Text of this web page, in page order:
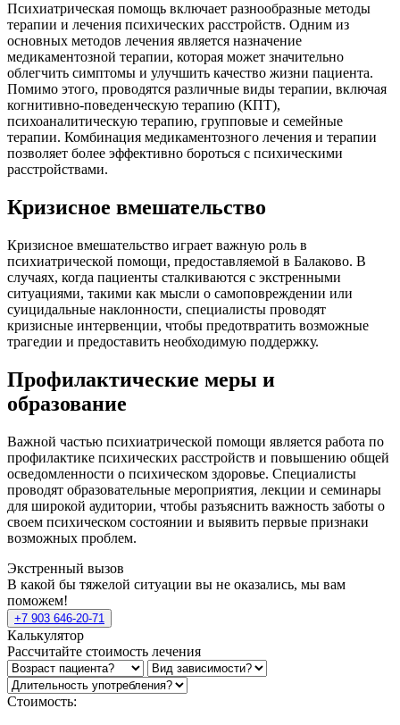
Психиатрическая помощь включает разнообразные методы
терапии и лечения психических расстройств. Одним из
основных методов лечения является назначение
медикаментозной терапии, которая может значительно
облегчить симптомы и улучшить качество жизни пациента.
Помимо этого, проводятся различные виды терапии, включая
когнитивно-поведенческую терапию (КПТ),
психоаналитическую терапию, групповые и семейные
терапии. Комбинация медикаментозного лечения и терапии
позволяет более эффективно бороться с психическими
расстройствами.
Кризисное вмешательство
Кризисное вмешательство играет важную роль в
психиатрической помощи, предоставляемой в Балаково. В
случаях, когда пациенты сталкиваются с экстренными
ситуациями, такими как мысли о самоповреждении или
суицидальные наклонности, специалисты проводят
кризисные интервенции, чтобы предотвратить возможные
трагедии и предоставить необходимую поддержку.
Профилактические меры и
образование
Важной частью психиатрической помощи является работа по
профилактике психических расстройств и повышению общей
осведомленности о психическом здоровье. Специалисты
проводят образовательные мероприятия, лекции и семинары
для широкой аудитории, чтобы разъяснить важность заботы о
своем психическом состоянии и выявить первые признаки
возможных проблем.
Экстренный вызов
В какой бы тяжелой ситуации вы не оказались, мы вам
поможем!
+7 903 646-20-71
Калькулятор
Рассчитайте стоимость лечения
Стоимость: